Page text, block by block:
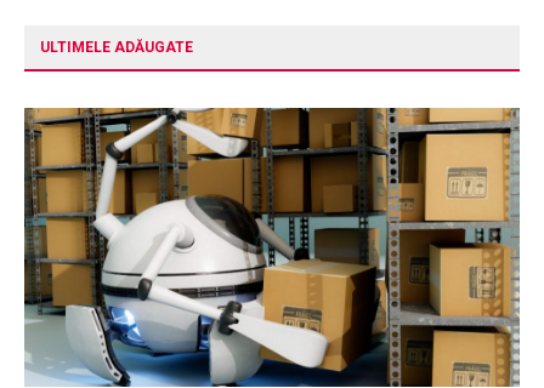
ULTIMELE ADĂUGATE